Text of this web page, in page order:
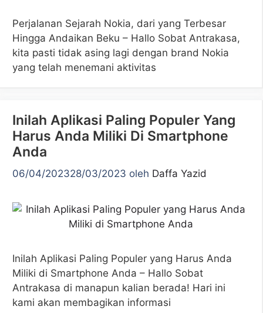
Perjalanan Sejarah Nokia, dari yang Terbesar
Hingga Andaikan Beku – Hallo Sobat Antrakasa,
kita pasti tidak asing lagi dengan brand Nokia
yang telah menemani aktivitas
Inilah Aplikasi Paling Populer Yang
Harus Anda Miliki Di Smartphone
Anda
06/04/202328/03/2023 oleh Daffa Yazid
Inilah Aplikasi Paling Populer yang Harus Anda
Miliki di Smartphone Anda – Hallo Sobat
Antrakasa di manapun kalian berada! Hari ini
kami akan membagikan informasi